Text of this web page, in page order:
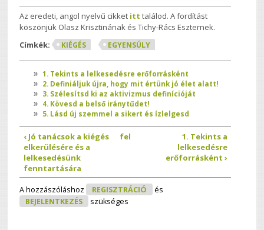
Az eredeti, angol nyelvű cikket itt találod. A fordítást
köszönjük Olasz Krisztinának és Tichy-Rács Eszternek.
Címkék:
KIÉGÉS EGYENSÚLY
1. Tekints a lelkesedésre erőforrásként
2. Definiáljuk újra, hogy mit értünk jó élet alatt!
3. Szélesítsd ki az aktivizmus definícióját
4. Kövesd a belső iránytűdet!
5. Lásd új szemmel a sikert és ízlelgesd
‹ Jó tanácsok a kiégés
elkerülésére és a
lelkesedésünk
fenntartására
fel
1. Tekints a
lelkesedésre
erőforrásként ›
A hozzászóláshoz REGISZTRÁCIÓ
és
BEJELENTKEZÉS
szükséges